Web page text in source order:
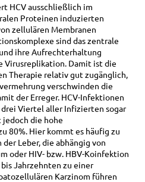
HCV ausschließlich im
Proteinen induzierten
zellulären Membranen
sind das zentrale
ihre Aufrechterhaltung
Damit ist die
Therapie relativ gut zugänglich,
verschwinden die
der Erreger. HCV-Infektionen
Viertel aller Infizierten sogar
die hohe
80%. Hier kommt es häufig zu
Leber, die abhängig von
oder HIV- bzw. HBV-Koinfektion
Jahrzehnten zu einer
Karzinom führen